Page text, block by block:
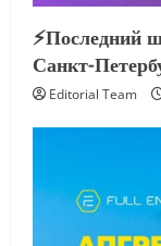
⚡️Последний
Санкт-
Editorial Team